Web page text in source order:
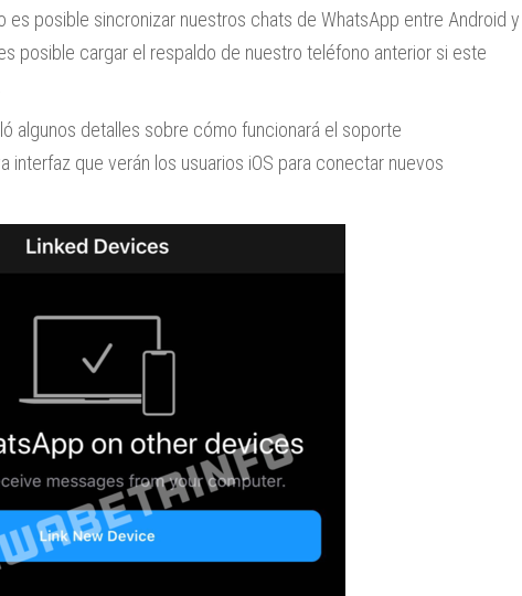
es posible sincronizar nuestros chats de WhatsApp entre Android y
posible cargar el respaldo de nuestro teléfono anterior si este
algunos detalles sobre cómo funcionará el soporte
interfaz que verán los usuarios iOS para conectar nuevos